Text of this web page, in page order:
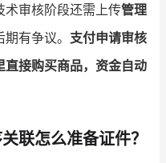
术审核阶段还需上传管理
有争议。 支付申请审核
接购买商品，资金自动
联怎么准备证件？